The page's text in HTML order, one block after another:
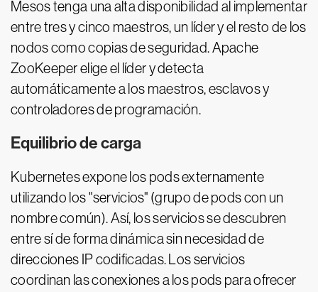
Mesos tenga una alta disponibilidad al implementar
entre tres y cinco maestros, un líder y el resto de los
nodos como copias de seguridad. Apache
ZooKeeper elige el líder y detecta
automáticamente a los maestros, esclavos y
controladores de programación.
Equilibrio de carga
Kubernetes expone los pods externamente
utilizando los "servicios" (grupo de pods con un
nombre común). Así, los servicios se descubren
entre sí de forma dinámica sin necesidad de
direcciones IP codificadas. Los servicios
coordinan las conexiones a los pods para ofrecer